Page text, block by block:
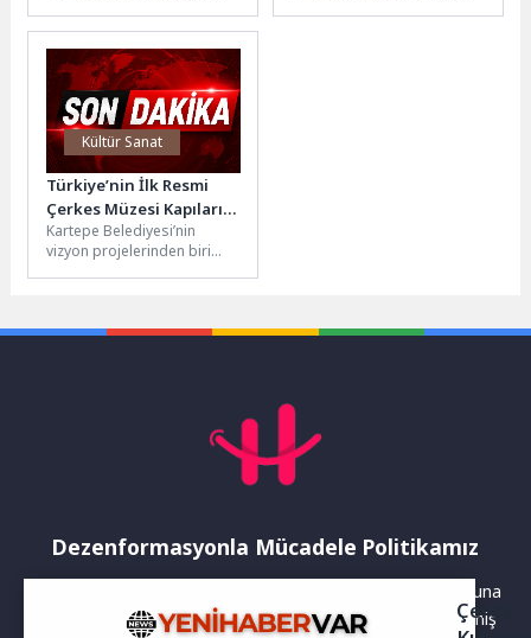
mahallelerinde çevre düzeni,
temizlik ve kamu kullanım...
Kültür Sanat
Türkiye’nin İlk Resmi
Çerkes Müzesi Kapılarını
Açıyor
Kartepe Belediyesi’nin
vizyon projelerinden biri
projesinde...
Dezenformasyonla Mücadele Politikamız
Yayınlanan haberler doğruluk ilkesi gözetilerek hazırlanır. Buna
rağmen bazı içeriklerde eksik, hatalı veya güncelliğini yitirmiş
Çerez